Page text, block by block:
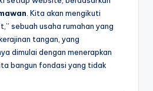
. Kita akan mengikuti
sebuah usaha rumahan yang
tangan, yang
dimulai dengan menerapkan
bangun fondasi yang tidak